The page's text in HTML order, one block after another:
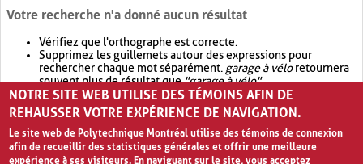
Votre recherche n'a donné aucun résultat
Vérifiez que l'orthographe est correcte.
Supprimez les guillemets autour des expressions pour
rechercher chaque mot séparément. garage à véloretournera
souvent plus de résultat que"garage à vélo".
Envisagez d'élargir votre recherche avec OR.garage OR vélo
retournera souvent plus de résultat quegarage à vélo
NOTRE SITE WEB UTILISE DES TÉMOINS AFIN DE
REHAUSSER VOTRE EXPÉRIENCE DE NAVIGATION.
Le site web de Polytechnique Montréal utilise des témoins de connexion
afin de recueillir des statistiques générales et offrir une meilleure
expérience à ses visiteurs. En naviguant sur le site, vous acceptez